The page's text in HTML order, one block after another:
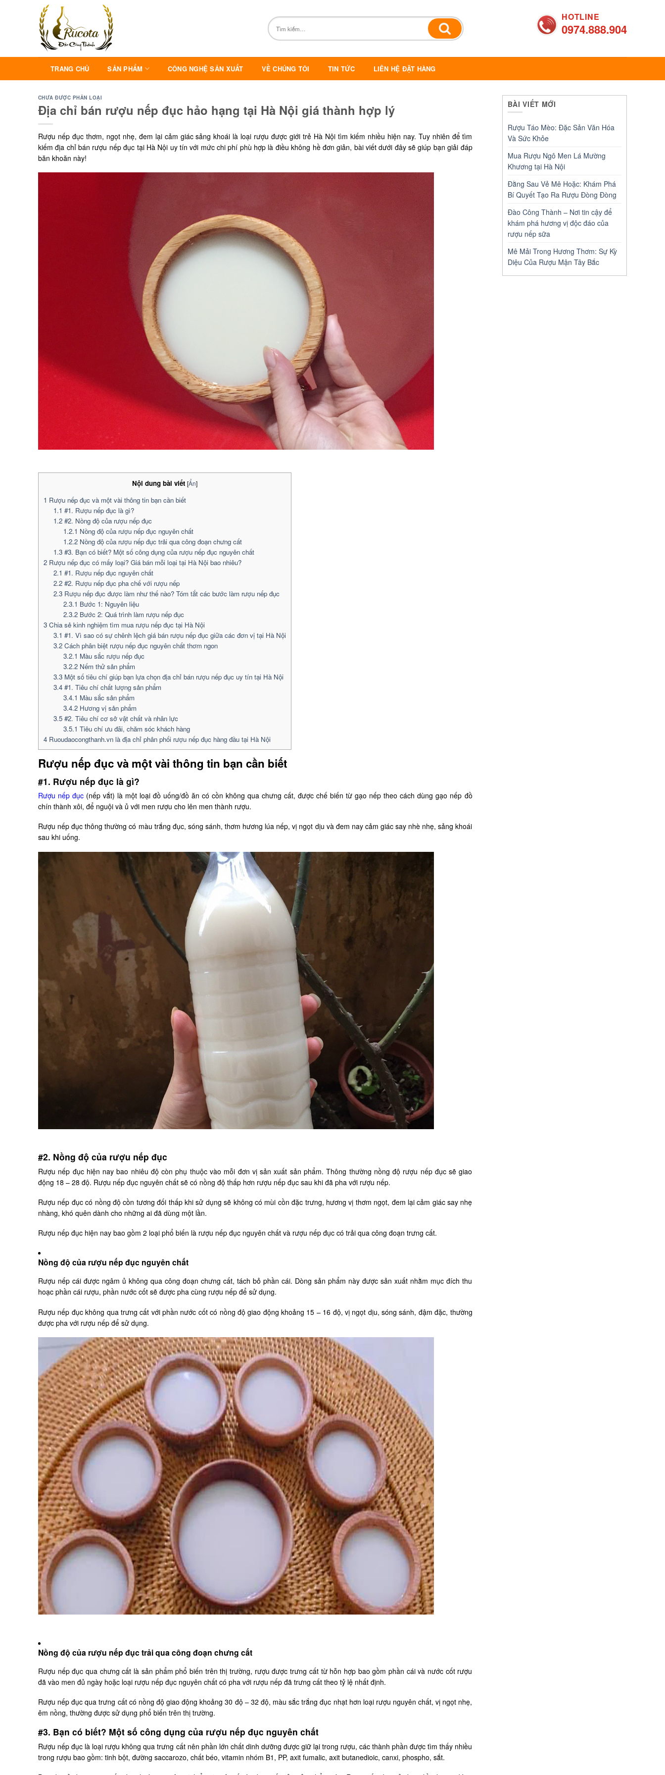
HOTLINE
0974.888.904
TRANG CHỦ SẢN PHẨM CÔNG NGHỆ SẢN XUẤT VỀ CHÚNG TÔI TIN TỨC LIÊN HỆ ĐẶT HÀNG
CHƯA ĐƯỢC PHÂN LOẠI
Địa chỉ bán rượu nếp đục hảo hạng tại Hà Nội giá thành hợp lý
Rượu nếp đục thơm, ngọt nhẹ, đem lại cảm giác sảng khoái là loại rượu được giới trẻ Hà Nội tìm kiếm nhiều hiện nay. Tuy nhiên để tìm
kiếm địa chỉ bán rượu nếp đục tại Hà Nội uy tín với mức chi phí phù hợp là điều không hề đơn giản, bài viết dưới đây sẽ giúp bạn giải đáp
băn khoăn này!
Nội dung bài viết [Ẩn]
1 Rượu nếp đục và một vài thông tin bạn cần biết
1.1 #1. Rượu nếp đục là gì?
1.2#2. Nồng độ của rượu nếp đục
1.2.1 Nồng độ của rượu nếp đục nguyên chất
1.2.2Nồng độ của rượu nếp đục trải qua công đoạn chưng cất
1.3#3. Bạn có biết? Một số công dụng của rượu nếp đục nguyên chất
2 Rượu nếp đục có mấy loại? Giá bán mỗi loại tại Hà Nội bao nhiêu?
2.1 #1. Rượu nếp đục nguyên chất
2.2#2. Rượu nếp đục pha chế với rượu nếp
2.3Rượu nếp đục được làm như thế nào? Tóm tắt các bước làm rượu nếp đục
2.3.1 Bước 1: Nguyên liệu
2.3.2Bước 2: Quá trình làm rượu nếp đục
3 Chia sẻ kinh nghiệm tìm mua rượu nếp đục tại Hà Nội
3.1 #1. Vì sao có sự chênh lệch giá bán rượu nếp đục giữa các đơn vị tại Hà Nội
3.2Cách phân biệt rượu nếp đục nguyên chất thơm ngon
3.2.1 Màu sắc rượu nếp đục
3.2.2Nếm thử sản phẩm
3.3Một số tiêu chí giúp bạn lựa chọn địa chỉ bán rượu nếp đục uy tín tại Hà Nội
3.4#1. Tiêu chí chất lượng sản phẩm
3.4.1 Màu sắc sản phẩm
3.4.2Hương vị sản phẩm
3.5#2. Tiêu chí cơ sở vật chất và nhân lực
3.5.1 Tiêu chí ưu đãi, chăm sóc khách hàng
4 Ruoudaocongthanh.vn là địa chỉ phân phối rượu nếp đục hàng đầu tại Hà Nội
Rượu nếp đục và một vài thông tin bạn cần biết
#1. Rượu nếp đục là gì?
Rượu nếp đục (nếp vắt) là một loại đồ uống/đồ ăn có cồn không qua chưng cất, được chế biến từ gạo nếp theo cách dùng gạo nếp đồ
chín thành xôi, để nguội và ủ với men rượu cho lên men thành rượu.
Rượu nếp đục thông thường có màu trắng đục, sóng sánh, thơm hương lúa nếp, vị ngọt dịu và đem nay cảm giác say nhè nhẹ, sảng khoái
sau khi uống.
#2. Nồng độ của rượu nếp đục
Rượu nếp đục hiện nay bao nhiêu độ còn phụ thuộc vào mỗi đơn vị sản xuất sản phẩm. Thông thường nồng độ rượu nếp đục sẽ giao
động 18 – 28 độ. Rượu nếp đục nguyên chất sẽ có nồng độ thấp hơn rượu nếp đục sau khi đã pha với rượu nếp.
Rượu nếp đục có nồng độ cồn tương đối thấp khi sử dụng sẽ không có mùi cồn đặc trưng, hương vị thơm ngọt, đem lại cảm giác say nhẹ
nhàng, khó quên dành cho những ai đã dùng một lần.
Rượu nếp đục hiện nay bao gồm 2 loại phổ biến là rượu nếp đục nguyên chất và rượu nếp đục có trải qua công đoạn trưng cất.
Nồng độ của rượu nếp đục nguyên chất
Rượu nếp cái được ngâm ủ không qua công đoạn chưng cất, tách bỏ phần cái. Dòng sản phẩm này được sản xuất nhằm mục đích thu
hoạc phần cái rượu, phần nước cốt sẽ được pha cùng rượu nếp để sử dụng.
Rượu nếp đục không qua trưng cất với phần nước cốt có nồng độ giao động khoảng 15 – 16 độ, vị ngọt dịu, sóng sánh, đậm đặc, thường
được pha với rượu nếp để sử dụng.
Nồng độ của rượu nếp đục trải qua công đoạn chưng cất
Rượu nếp đục qua chưng cất là sản phẩm phổ biến trên thị trường, rượu được trưng cất từ hỗn hợp bao gồm phần cái và nước cốt rượu
đã vào men đủ ngày hoặc loại rượu nếp đục nguyên chất có pha với rượu nếp đã trưng cất theo tỷ lệ nhất định.
Rượu nếp đục qua trưng cất có nồng độ giao động khoảng 30 độ – 32 độ, màu sắc trắng đục nhạt hơn loại rượu nguyên chất, vị ngọt nhẹ,
êm nồng, thường được sử dụng phổ biến trên thị trường.
#3. Bạn có biết? Một số công dụng của rượu nếp đục nguyên chất
Rượu nếp đục là loại rượu không qua trưng cất nên phần lớn chất dinh dưỡng được giữ lại trong rượu, các thành phần được tìm thấy nhiều
trong rượu bao gồm: tinh bột, đường saccarozo, chất béo, vitamin nhóm B1, PP, axit fumalic, axit butanedioic, canxi, phospho, sắt.
BÀI VIẾT MỚI
Rượu Táo Mèo: Đặc Sản Văn Hóa
Và Sức Khỏe
Mua Rượu Ngô Men Lá Mường
Khương tại Hà Nội
Đằng Sau Vẻ Mê Hoặc: Khám Phá
Bí Quyết Tạo Ra Rượu Đòng Đòng
Đào Công Thành – Nơi tin cậy để
khám phá hương vị độc đáo của
rượu nếp sữa
Mê Mải Trong Hương Thơm: Sự Kỳ
Diệu Của Rượu Mận Tây Bắc